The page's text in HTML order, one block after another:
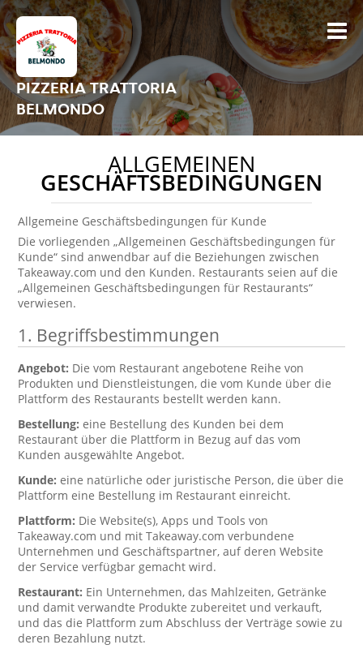
PIZZERIA TRATTORIA
BELMONDO
ALLGEMEINEN
GESCHÄFTSBEDINGUNGEN
Allgemeine Geschäftsbedingungen für Kunde
Die vorliegenden „Allgemeinen Geschäftsbedingungen für
Kunde“ sind anwendbar auf die Beziehungen zwischen
Takeaway.com und den Kunden. Restaurants seien auf die
„Allgemeinen Geschäftsbedingungen für Restaurants“
verwiesen.
1. Begriffsbestimmungen
Angebot: Die vom Restaurant angebotene Reihe von
Produkten und Dienstleistungen, die vom Kunde über die
Plattform des Restaurants bestellt werden kann.
Bestellung:eine Bestellung des Kunden bei dem
Restaurant über die Plattform in Bezug auf das vom
Kunden ausgewählte Angebot.
Kunde:eine natürliche oder juristische Person, die über die
Plattform eine Bestellung im Restaurant einreicht.
Plattform: Die Website(s), Apps und Tools von
Takeaway.com und mit Takeaway.com verbundene
Unternehmen und Geschäftspartner, auf deren Website
der Service verfügbar gemacht wird.
Restaurant: Ein Unternehmen, das Mahlzeiten, Getränke
und damit verwandte Produkte zubereitet und verkauft,
und das die Plattform zum Abschluss der Verträge sowie zu
deren Bezahlung nutzt.